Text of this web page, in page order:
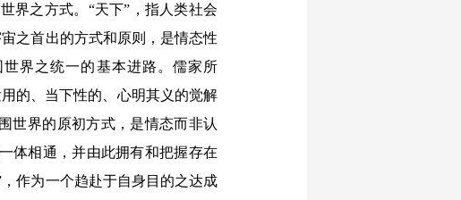
界之方式。“天下”，指人类社会
之首出的方式和原则，是情态性
界之统一的基本进路。儒家所
的、当下性的、心明其义的觉解
世界的原初方式，是情态而非认
体相通，并由此拥有和把握存在
作为一个趋赴于自身目的之达成